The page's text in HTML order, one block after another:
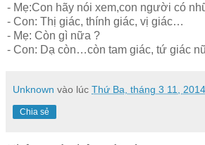
- Mẹ:Con hãy nói xem,con người có
- Con: Thị giác, thính giác, vị giác…
- Mẹ: Còn gì nữa ?
- Con: Dạ còn…còn tam giác, tứ giác
Unknown vào lúc Thứ Ba, tháng 3 11, 2014
Chia sẻ